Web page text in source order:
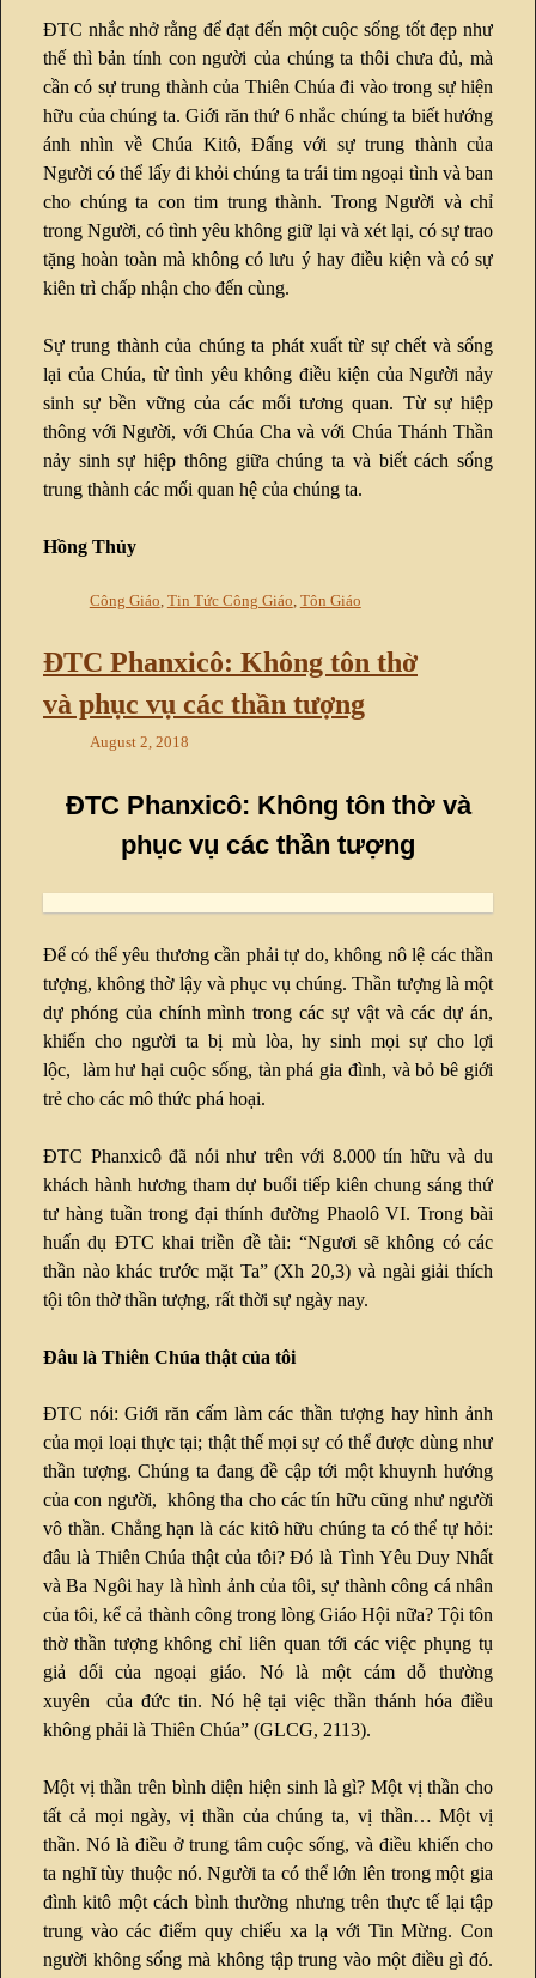
ĐTC nhắc nhở rằng để đạt đến một cuộc sống tốt đẹp như
thế thì bản tính con người của chúng ta thôi chưa đủ, mà
cần có sự trung thành của Thiên Chúa đi vào trong sự hiện
hữu của chúng ta. Giới răn thứ 6 nhắc chúng ta biết hướng
ánh nhìn về Chúa Kitô, Đấng với sự trung thành của
Người có thể lấy đi khỏi chúng ta trái tim ngoại tình và ban
cho chúng ta con tim trung thành. Trong Người và chỉ
trong Người, có tình yêu không giữ lại và xét lại, có sự trao
tặng hoàn toàn mà không có lưu ý hay điều kiện và có sự
kiên trì chấp nhận cho đến cùng.
Sự trung thành của chúng ta phát xuất từ sự chết và sống
lại của Chúa, từ tình yêu không điều kiện của Người nảy
sinh sự bền vững của các mối tương quan. Từ sự hiệp
thông với Người, với Chúa Cha và với Chúa Thánh Thần
nảy sinh sự hiệp thông giữa chúng ta và biết cách sống
trung thành các mối quan hệ của chúng ta.
Hồng Thủy
Công Giáo, Tin Tức Công Giáo, Tôn Giáo
ĐTC Phanxicô: Không tôn thờ
và phục vụ các thần tượng
August 2, 2018
ĐTC Phanxicô: Không tôn thờ và
phục vụ các thần tượng
Để có thể yêu thương cần phải tự do, không nô lệ các thần
tượng, không thờ lậy và phục vụ chúng. Thần tượng là một
dự phóng của chính mình trong các sự vật và các dự án,
khiến cho người ta bị mù lòa, hy sinh mọi sự cho lợi
lộc, làm hư hại cuộc sống, tàn phá gia đình, và bỏ bê giới
trẻ cho các mô thức phá hoại.
ĐTC Phanxicô đã nói như trên với 8.000 tín hữu và du
khách hành hương tham dự buổi tiếp kiên chung sáng thứ
tư hàng tuần trong đại thính đường Phaolô VI. Trong bài
huấn dụ ĐTC khai triền đề tài: “Ngươi sẽ không có các
thần nào khác trước mặt Ta” (Xh 20,3) và ngài giải thích
tội tôn thờ thần tượng, rất thời sự ngày nay.
Đâu là Thiên Chúa thật của tôi
ĐTC nói: Giới răn cấm làm các thần tượng hay hình ảnh
của mọi loại thực tại; thật thế mọi sự có thể được dùng như
thần tượng. Chúng ta đang đề cập tới một khuynh hướng
của con người, không tha cho các tín hữu cũng như người
vô thần. Chẳng hạn là các kitô hữu chúng ta có thể tự hỏi:
đâu là Thiên Chúa thật của tôi? Đó là Tình Yêu Duy Nhất
và Ba Ngôi hay là hình ảnh của tôi, sự thành công cá nhân
của tôi, kể cả thành công trong lòng Giáo Hội nữa? Tội tôn
thờ thần tượng không chỉ liên quan tới các việc phụng tụ
giả dối của ngoại giáo. Nó là một cám dỗ thường
xuyên của đức tin. Nó hệ tại việc thần thánh hóa điều
không phải là Thiên Chúa” (GLCG, 2113).
Một vị thần trên bình diện hiện sinh là gì? Một vị thần cho
tất cả mọi ngày, vị thần của chúng ta, vị thần… Một vị
thần. Nó là điều ở trung tâm cuộc sống, và điều khiến cho
ta nghĩ tùy thuộc nó. Người ta có thể lớn lên trong một gia
đình kitô một cách bình thường nhưng trên thực tế lại tập
trung vào các điểm quy chiếu xa lạ với Tin Mừng. Con
người không sống mà không tập trung vào một điều gì đó.